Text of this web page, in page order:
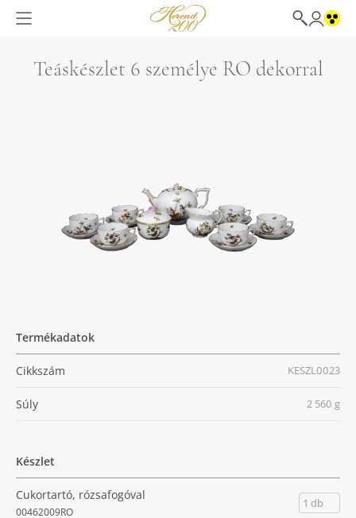
Teáskészlet 6 személye RO dekorral
Termékadatok
Cikkszám KESZL0023
Súly 2 560 g
Készlet
Cukortartó, rózsafogóval
00462009RO
1 db